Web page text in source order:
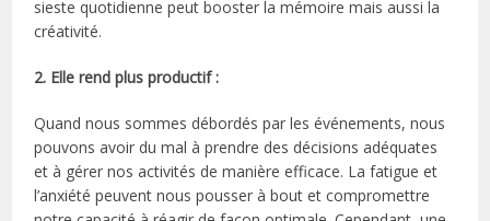
sieste quotidienne peut booster la mémoire mais aussi la
créativité.
2. Elle rend plus productif :
Quand nous sommes débordés par les événements, nous
pouvons avoir du mal à prendre des décisions adéquates
et à gérer nos activités de manière efficace. La fatigue et
l’anxiété peuvent nous pousser à bout et compromettre